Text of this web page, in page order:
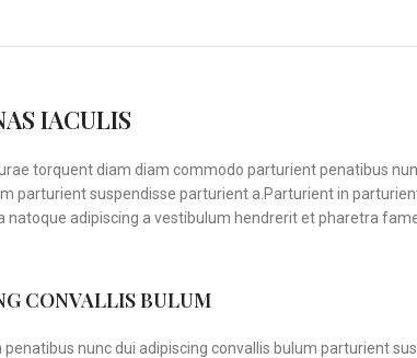
IACULIS
torquent diam diam commodo parturient penatibus
parturient suspendisse parturient a.Parturient in
natoque adipiscing a vestibulum hendrerit et pharetra
CONVALLIS BULUM
nunc dui adipiscing convallis bulum parturient